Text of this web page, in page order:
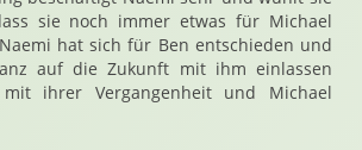
sie noch immer etwas für Michael
hat sich für Ben entschieden und
auf die Zukunft mit ihm einlassen
ihrer Vergangenheit und Michael